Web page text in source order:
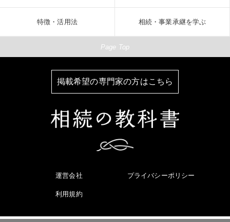
特徴・活用法 相続・事業承継を学ぶ
Page Top
掲載希望の専門家の方はこちら
運営会社 プライバシーポリシー
利用規約